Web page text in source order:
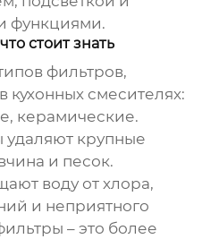
функциями.
стоит знать
фильтров,
кухонных смесителях:
керамические.
крупные
и песок.
воду от хлора,
и неприятного
– это более